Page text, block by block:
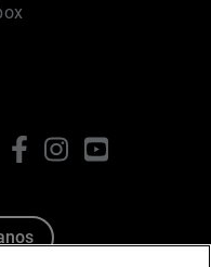
FacebookInstagramYouTube